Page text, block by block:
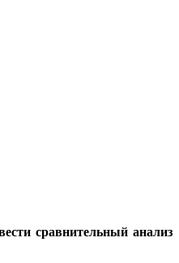
сравнительный анализ